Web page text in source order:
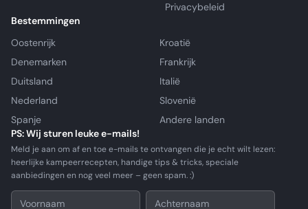
Privacybeleid
Bestemmingen
Oostenrijk
Kroatië
Denemarken
Frankrijk
Duitsland
Italië
Nederland
Slovenië
Spanje
Andere landen
PS: Wij sturen leuke e-mails!
Meld je aan om af en toe e-mails te ontvangen die je echt wilt lezen:
heerlijke kampeerrecepten, handige tips & tricks, speciale
aanbiedingen en nog veel meer – geen spam. :)